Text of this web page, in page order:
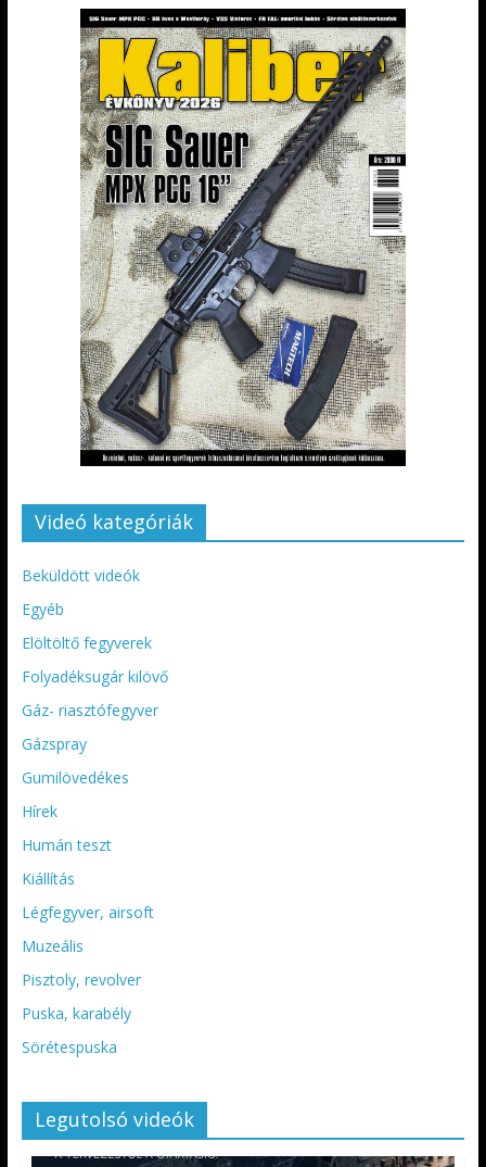
Videó kategóriák
Beküldött videók
Egyéb
Elöltöltő fegyverek
Folyadéksugár kilövő
Gáz- riasztófegyver
Gázspray
Gumilövedékes
Hírek
Humán teszt
Kiállítás
Légfegyver, airsoft
Muzeális
Pisztoly, revolver
Puska, karabély
Sörétespuska
Legutolsó videók